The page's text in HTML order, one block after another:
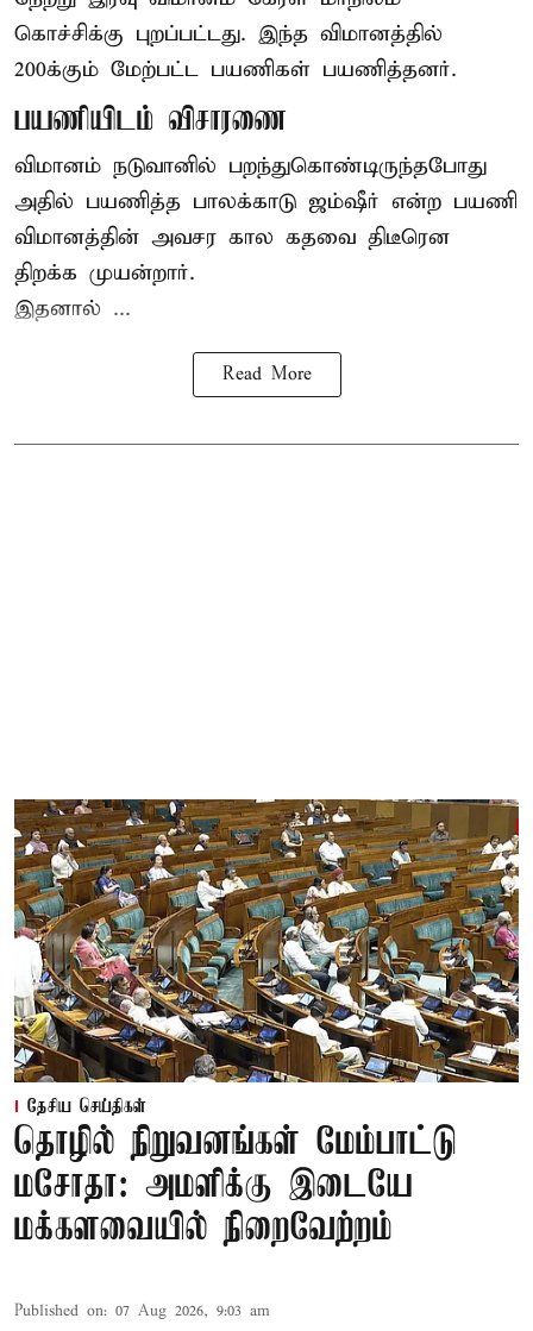
கொச்சிக்கு புறப்பட்டது. இந்த விமானத்தில்
200க்கும் மேற்பட்ட பயணிகள் பயணித்தனர்.
பயணியிடம் விசாரணை
விமானம் நடுவானில் பறந்துகொண்டிருந்தபோது
அதில் பயணித்த பாலக்காடு ஜம்ஷீர் என்ற பயணி
விமானத்தின் அவசர கால கதவை திடீரென
திறக்க முயன்றார்.
இதனால் ...
Read More
தேசிய செய்திகள்
தொழில் நிறுவனங்கள் மேம்பாட்டு
மசோதா: அமளிக்கு இடையே
மக்களவையில் நிறைவேற்றம்
Published on: 07 Aug 2026, 9:03 am